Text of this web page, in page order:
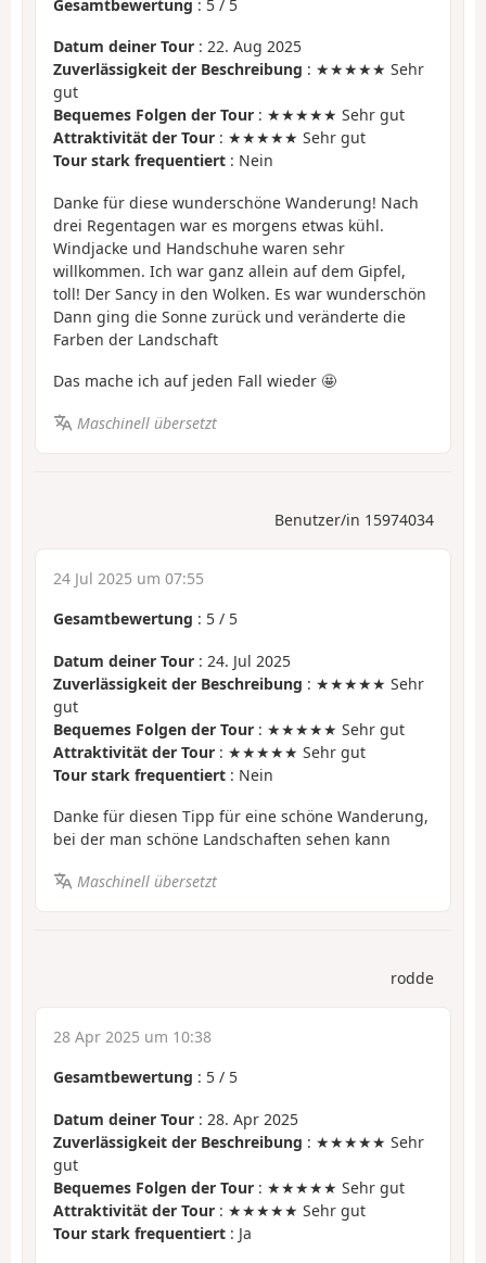
Gesamtbewertung : 5 / 5
Datum deiner Tour : 22. Aug 2025
Zuverlässigkeit der Beschreibung : ★★★★★ Sehr
gut
Bequemes Folgen der Tour : ★★★★★ Sehr gut
Attraktivität der Tour : ★★★★★ Sehr gut
Tour stark frequentiert : Nein
Danke für diese wunderschöne Wanderung! Nach
drei Regentagen war es morgens etwas kühl.
Windjacke und Handschuhe waren sehr
willkommen. Ich war ganz allein auf dem Gipfel,
toll! Der Sancy in den Wolken. Es war wunderschön
Dann ging die Sonne zurück und veränderte die
Farben der Landschaft
Das mache ich auf jeden Fall wieder 🤩
Maschinell übersetzt
Benutzer/in 15974034
24 Jul 2025 um 07:55
Gesamtbewertung : 5 / 5
Datum deiner Tour : 24. Jul 2025
Zuverlässigkeit der Beschreibung : ★★★★★ Sehr
gut
Bequemes Folgen der Tour : ★★★★★ Sehr gut
Attraktivität der Tour : ★★★★★ Sehr gut
Tour stark frequentiert : Nein
Danke für diesen Tipp für eine schöne Wanderung,
bei der man schöne Landschaften sehen kann
Maschinell übersetzt
rodde
28 Apr 2025 um 10:38
Gesamtbewertung : 5 / 5
Datum deiner Tour : 28. Apr 2025
Zuverlässigkeit der Beschreibung : ★★★★★ Sehr
gut
Bequemes Folgen der Tour : ★★★★★ Sehr gut
Attraktivität der Tour : ★★★★★ Sehr gut
Tour stark frequentiert : Ja